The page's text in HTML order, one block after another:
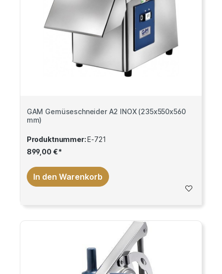
GAM Gemüseschneider A2 INOX (235x550x560
mm)
Produktnummer:E-721
899,00 €*
In den Warenkorb